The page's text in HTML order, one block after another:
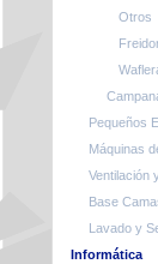
Otros
Pequeños
Máquinas
Ventilación
Base
Lavado y
Informática